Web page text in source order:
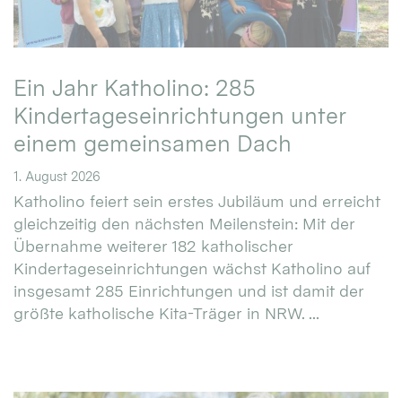
Ein Jahr Katholino: 285
Kindertageseinrichtungen unter
einem gemeinsamen Dach
1. August 2026
Katholino feiert sein erstes Jubiläum und erreicht
gleichzeitig den nächsten Meilenstein: Mit der
Übernahme weiterer 182 katholischer
Kindertageseinrichtungen wächst Katholino auf
insgesamt 285 Einrichtungen und ist damit der
größte katholische Kita-Träger in NRW. ...